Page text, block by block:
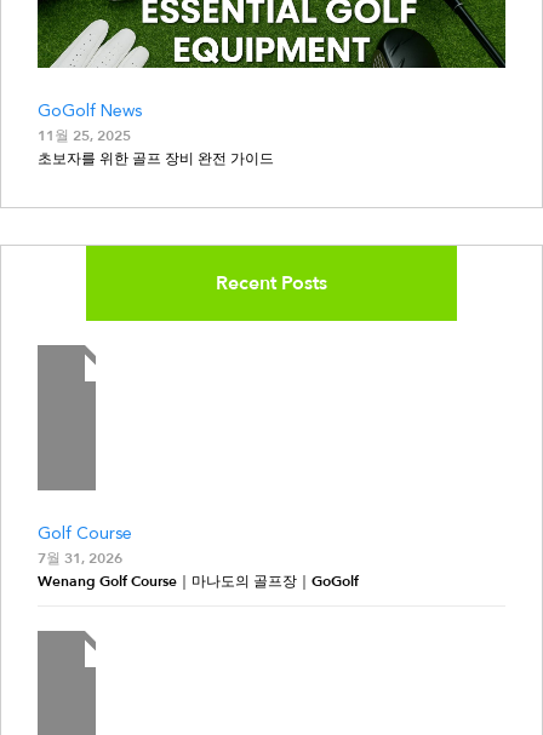
GoGolf News
11월 25, 2025
초보자를 위한 골프 장비 완전 가이드
Recent Posts
Golf Course
7월 31, 2026
Wenang Golf Course｜마나도의 골프장｜GoGolf